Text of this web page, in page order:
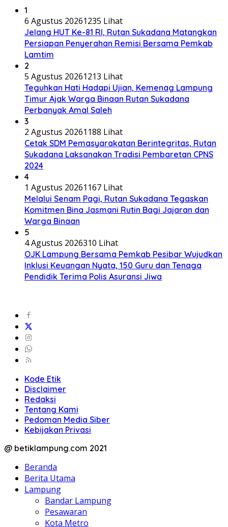
1
6 Agustus 20261235 Lihat
Jelang HUT Ke-81 RI, Rutan Sukadana Matangkan
Persiapan Penyerahan Remisi Bersama Pemkab
Lamtim
2
5 Agustus 20261213 Lihat
Teguhkan Hati Hadapi Ujian, Kemenag Lampung
Timur Ajak Warga Binaan Rutan Sukadana
Perbanyak Amal Saleh
3
2 Agustus 20261188 Lihat
Cetak SDM Pemasyarakatan Berintegritas, Rutan
Sukadana Laksanakan Tradisi Pembaretan CPNS
2024
4
1 Agustus 20261167 Lihat
Melalui Senam Pagi, Rutan Sukadana Tegaskan
Komitmen Bina Jasmani Rutin Bagi Jajaran dan
Warga Binaan
5
4 Agustus 2026310 Lihat
OJK Lampung Bersama Pemkab Pesibar Wujudkan
Inklusi Keuangan Nyata, 150 Guru dan Tenaga
Pendidik Terima Polis Asuransi Jiwa
Kode Etik
Disclaimer
Redaksi
Tentang Kami
Pedoman Media Siber
Kebijakan Privasi
@ betiklampung.com 2021
Beranda
Berita Utama
Lampung
Bandar Lampung
Pesawaran
Kota Metro